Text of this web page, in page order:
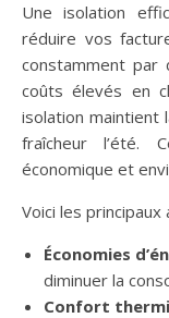
Une isolation
réduire vos
constamment par
coûts élevés en
isolation maintient
fraîcheur l’été.
économique et
Voici les principaux
Économies
diminuer la
Confort